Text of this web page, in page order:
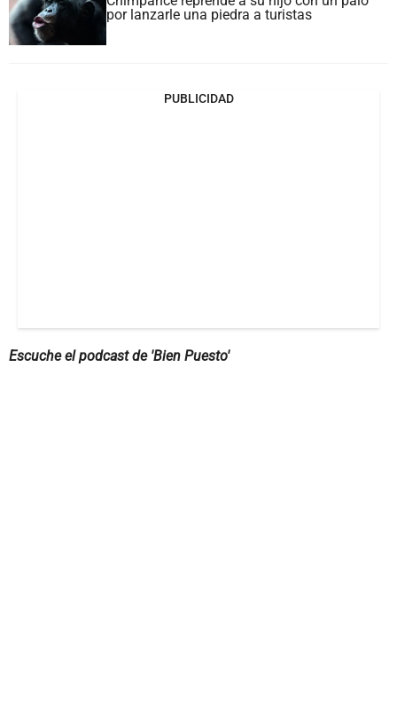
por lanzarle una piedra a turistas
PUBLICIDAD
Escuche el podcast de 'Bien Puesto'